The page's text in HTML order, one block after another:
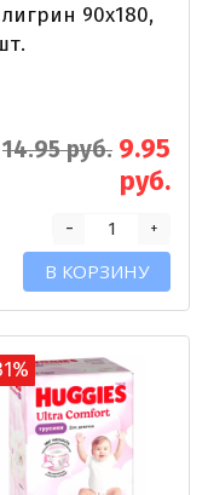
90x180,
14.95 руб. 9.95
руб.
+
-
В КОРЗИНУ